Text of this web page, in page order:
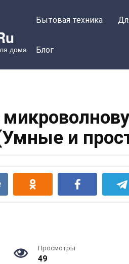
дома
Бытовая техника
Блог
и
Просмотры
49